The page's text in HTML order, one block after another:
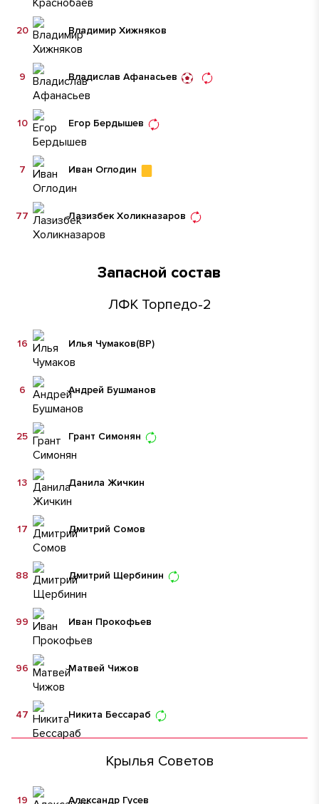
Владимир Хижняков
20
Владислав Афанасьев
9
Егор Бердышев
10
Иван Оглодин
7
Лазизбек Холикназаров
77
Запасной состав
ЛФК Торпедо-2
Илья Чумаков(ВР)
16
Андрей Бушманов
6
Грант Симонян
25
Данила Жичкин
13
Дмитрий Сомов
17
Дмитрий Щербинин
88
Иван Прокофьев
99
Матвей Чижов
96
Никита Бессараб
47
Крылья Советов
Александр Гусев
19